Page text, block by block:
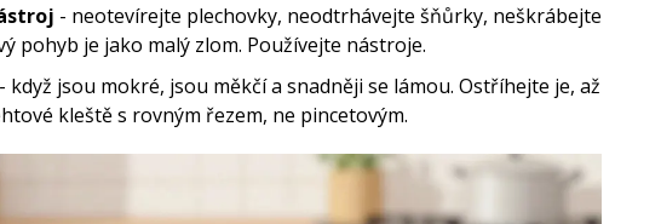
- neotevírejte plechovky, neodtrhávejte šňůrky, neškrábejte
pohyb je jako malý zlom. Používejte nástroje.
- když jsou mokré, jsou měkčí a snadněji se lámou. Ostříhejte je, až
kleště s rovným řezem, ne pincetovým.
laktobacilům.